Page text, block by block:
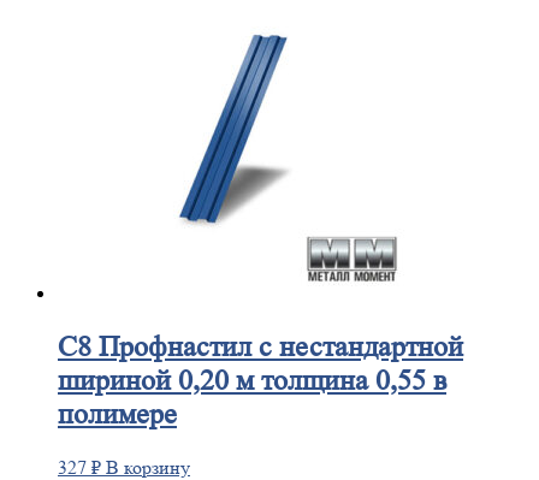
C8 Профнастил с нестандартной
шириной 0,20 м толщина 0,55 в
полимере
327 ₽ В корзину